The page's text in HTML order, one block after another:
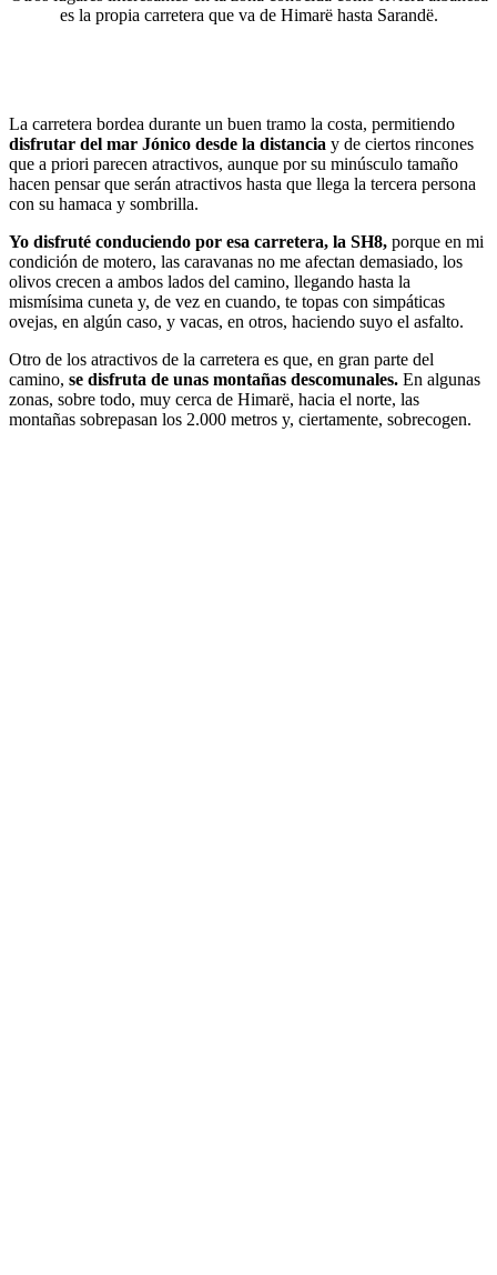
es la propia carretera que va de Himarë hasta Sarandë.
La carretera bordea durante un buen tramo la costa, permitiendo
disfrutar del mar Jónico desde la distancia y de ciertos rincones
que a priori parecen atractivos, aunque por su minúsculo tamaño
hacen pensar que serán atractivos hasta que llega la tercera persona
con su hamaca y sombrilla.
Yo disfruté conduciendo por esa carretera, la SH8, porque en mi
condición de motero, las caravanas no me afectan demasiado, los
olivos crecen a ambos lados del camino, llegando hasta la
mismísima cuneta y, de vez en cuando, te topas con simpáticas
ovejas, en algún caso, y vacas, en otros, haciendo suyo el asfalto.
Otro de los atractivos de la carretera es que, en gran parte del
camino, se disfruta de unas montañas descomunales. En algunas
zonas, sobre todo, muy cerca de Himarë, hacia el norte, las
montañas sobrepasan los 2.000 metros y, ciertamente, sobrecogen.